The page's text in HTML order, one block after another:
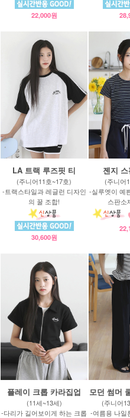
22,000원
LA 트랙 루즈핏 티
(주니어11호~17호)
-트랙스타일과 레글런 디자인
의 꿀 조합!
30,600원
젠지
(주니어
-실루엣이 예
스판소
플레이 크롭 카라집업
(11세~13세)
-다리가 길어보이게 하는 크롭
모던 썸머
(주니어
-여름용 나일